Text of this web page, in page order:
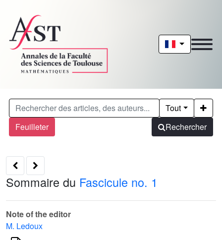
Feuilleter
Tout
Rechercher
Sommaire du Fascicule no. 1
Note of the editor
M. Ledoux